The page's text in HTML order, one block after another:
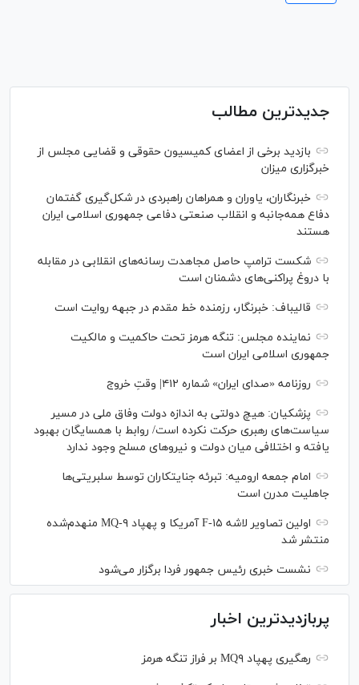
جدیدترین مطالب
بازدید برخی از اعضای کمیسیون حقوقی و قضایی مجلس از
خبرگزاری میزان
خبرنگاران، یاوران و همراهان راهبردی در شکل‌گیری گفتمان
دفاع همه‌جانبه و انقلاب صنعتی دفاعی جمهوری اسلامی ایران
هستند
شکست ترامپ حاصل مجاهدت رسانه‌های انقلابی در مقابله
با دروغ پراکنی‌های دشمنان است
قالیباف: خبرنگار، رزمنده خط مقدم در جبهه روایت است
نماینده مجلس: تنگه هرمز تحت حاکمیت و مالکیت
جمهوری اسلامی ایران است
روزنامه «صدای ایران» شماره ۴۱۲| وقتِ خروج
پزشکیان: هیچ دولتی به اندازه دولت وفاق ملی در مسیر
سیاست‌های رهبری حرکت نکرده است/ روابط با همسایگان بهبود
یافته و اختلافی میان دولت و نیروهای مسلح وجود ندارد
امام جمعه ارومیه: تبرئه جنایتکاران توسط سلبریتی‌ها
جاهلیت مدرن است
اولین تصاویر لاشه F-۱۵ آمریکا و پهپاد MQ-۹ منهدم‌شده
منتشر شد
نشست خبری رئیس‌ جمهور فردا برگزار می‌شود
پربازدیدترین اخبار
رهگیری پهپاد MQ۹ بر فراز تنگه هرمز